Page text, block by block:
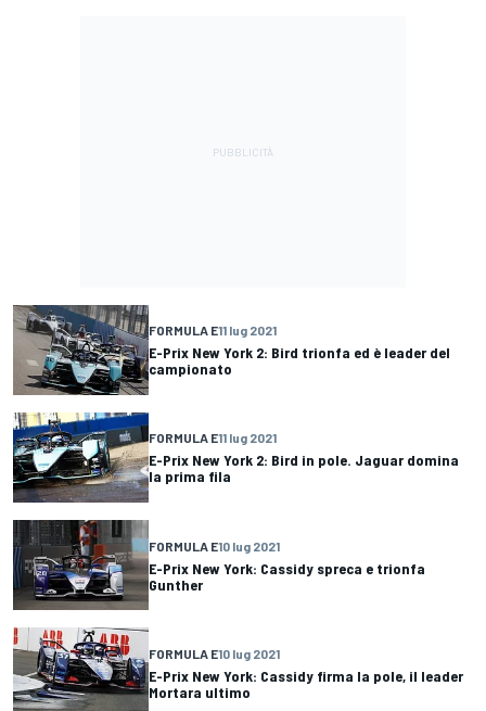
FORMULA E11 lug 2021
E-Prix New York 2: Bird trionfa ed è leader del
campionato
FORMULA E11 lug 2021
E-Prix New York 2: Bird in pole. Jaguar domina
la prima fila
FORMULA E10 lug 2021
E-Prix New York: Cassidy spreca e trionfa
Gunther
FORMULA E10 lug 2021
E-Prix New York: Cassidy firma la pole, il leader
Mortara ultimo